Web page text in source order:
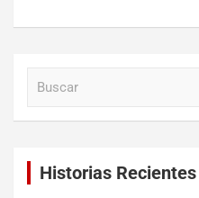
Historias Recientes